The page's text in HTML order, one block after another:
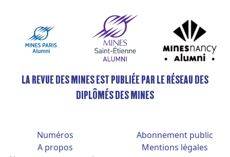
LA REVUE DES MINES EST PUBLIÉE PAR LE RÉSEAU DES
DIPLÔMÉS DES MINES
Numéros
A propos
Abonnement public
Mentions légales